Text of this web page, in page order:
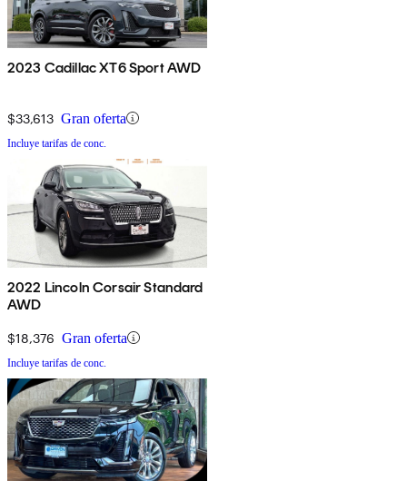
2023 Cadillac XT6 Sport AWD
$33,613 Gran oferta
Incluye tarifas de conc.
2022 Lincoln Corsair Standard
AWD
$18,376 Gran oferta
Incluye tarifas de conc.